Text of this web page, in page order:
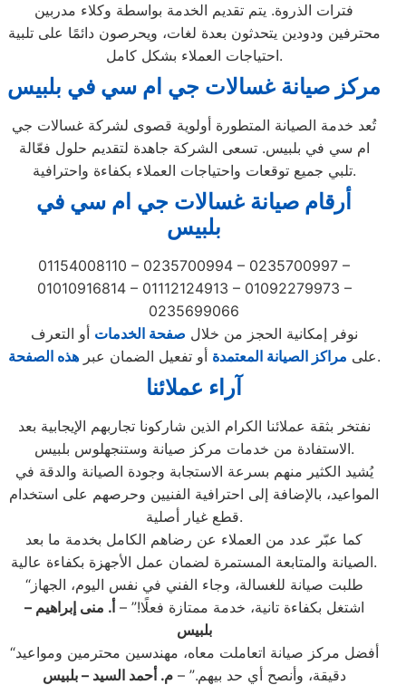
فترات الذروة. يتم تقديم الخدمة بواسطة وكلاء مدربين
محترفين ودودين يتحدثون بعدة لغات، ويحرصون دائمًا على تلبية
احتياجات العملاء بشكل كامل.
مركز صيانة غسالات جي ام سي في بلبيس
تُعد خدمة الصيانة المتطورة أولوية قصوى لشركة غسالات جي
ام سي في بلبيس. تسعى الشركة جاهدة لتقديم حلول فعّالة
تلبي جميع توقعات واحتياجات العملاء بكفاءة واحترافية.
أرقام صيانة غسالات جي ام سي في
بلبيس
01154008110 – 0235700994 – 0235700997 –
01010916814 – 01112124913 – 01092279973 –
0235699066
نوفر إمكانية الحجز من خلال صفحة الخدمات أو التعرف
على مراكز الصيانة المعتمدة أو تفعيل الضمان عبرهذه الصفحة .
آراء عملائنا
نفتخر بثقة عملائنا الكرام الذين شاركونا تجاربهم الإيجابية بعد
الاستفادة من خدمات مركز صيانة وستنجهلوس بلبيس.
يُشيد الكثير منهم بسرعة الاستجابة وجودة الصيانة والدقة في
المواعيد، بالإضافة إلى احترافية الفنيين وحرصهم على استخدام
قطع غيار أصلية.
كما عبّر عدد من العملاء عن رضاهم الكامل بخدمة ما بعد
الصيانة والمتابعة المستمرة لضمان عمل الأجهزة بكفاءة عالية.
“طلبت صيانة للغسالة، وجاء الفني في نفس اليوم، الجهاز
اشتغل بكفاءة تانية، خدمة ممتازة فعلًا!” – أ. منى إبراهيم –
بلبيس
“أفضل مركز صيانة اتعاملت معاه، مهندسين محترمين ومواعيد
دقيقة، وأنصح أي حد بيهم.” –م. أحمد السيد – بلبيس